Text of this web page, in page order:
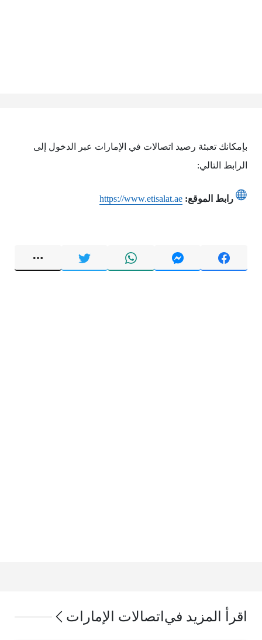
بإمكانك تعبئة رصيد اتصالات في الإمارات عبر الدخول إلى
الرابط التالي:
رابط الموقع: https://www.etisalat.ae
اقرأ المزيد في اتصالات الإمارات